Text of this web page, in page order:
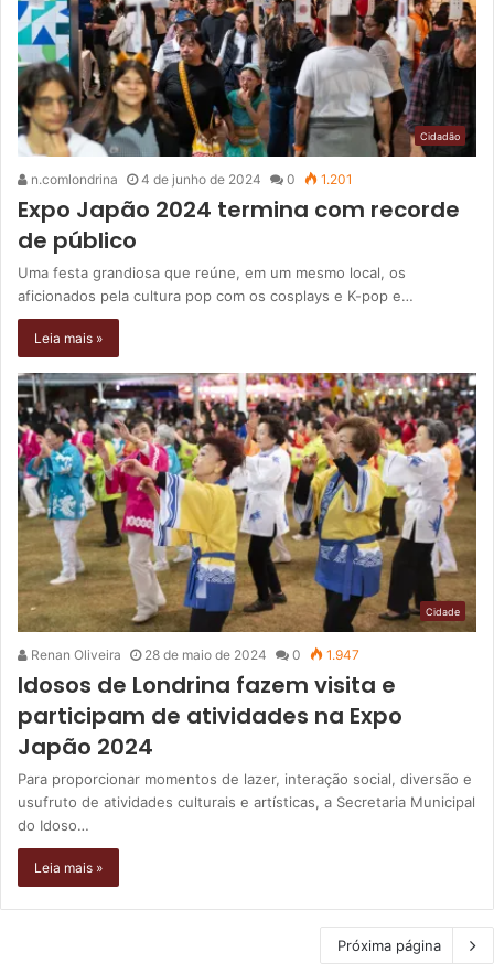
Cidadão
n.comlondrina 4 de junho de 2024 0 1.201
Expo Japão 2024 termina com recorde
de público
Uma festa grandiosa que reúne, em um mesmo local, os
aficionados pela cultura pop com os cosplays e K-pop e…
Leia mais »
Cidade
Renan Oliveira 28 de maio de 2024 0 1.947
Idosos de Londrina fazem visita e
participam de atividades na Expo
Japão 2024
Para proporcionar momentos de lazer, interação social, diversão e
usufruto de atividades culturais e artísticas, a Secretaria Municipal
do Idoso…
Leia mais »
Próxima página